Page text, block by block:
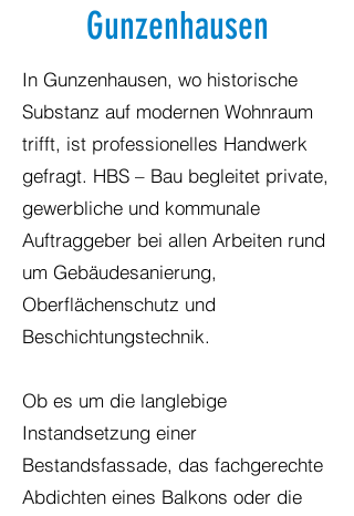
Gunzenhausen
In Gunzenhausen, wo historische
Substanz auf modernen Wohnraum
trifft, ist professionelles Handwerk
gefragt. HBS – Bau begleitet private,
gewerbliche und kommunale
Auftraggeber bei allen Arbeiten rund
um Gebäudesanierung,
Oberflächenschutz und
Beschichtungstechnik.
Ob es um die langlebige
Instandsetzung einer
Bestandsfassade, das fachgerechte
Abdichten eines Balkons oder die